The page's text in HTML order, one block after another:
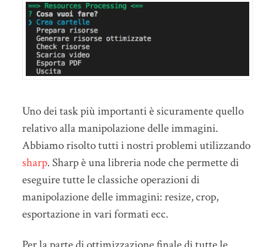
Uno dei task più importanti è sicuramente quello
relativo alla manipolazione delle immagini.
Abbiamo risolto tutti i nostri problemi utilizzando
sharp. Sharp è una libreria node che permette di
eseguire tutte le classiche operazioni di
manipolazione delle immagini: resize, crop,
esportazione in vari formati ecc.